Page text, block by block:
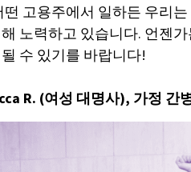
떤 고용주에서 일하든 우리
노력하고 있습니다. 언젠
수 있기를 바랍니다!
R. (여성 대명사), 가정 간